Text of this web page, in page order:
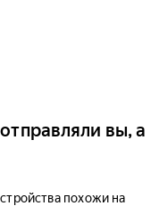
вы, а
похожи на